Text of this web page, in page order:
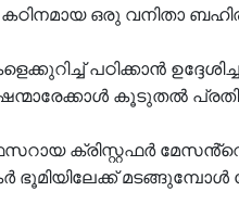
ഒരു വനിതാ
പഠിക്കാൻ
കൂടുതൽ
ക്രിസ്റ്റഫർ
ഭൂമിയിലേക്ക്